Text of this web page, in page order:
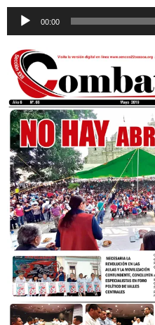
Reproductor
00:00